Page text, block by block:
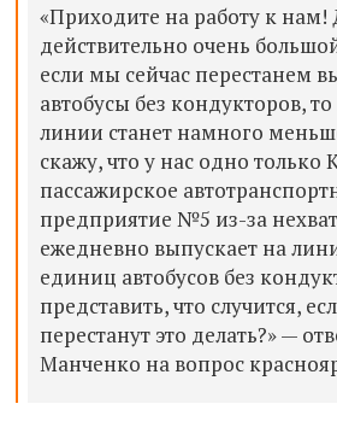
«Приходите на работу к
действительно очень
если мы сейчас перестанем
автобусы без кондукторов,
линии станет намного
скажу, что у нас одно только
пассажирское
предприятие №5 из-за
ежедневно выпускает на
единиц автобусов без
представить, что случится,
перестанут это делать?» —
Манченко на вопрос